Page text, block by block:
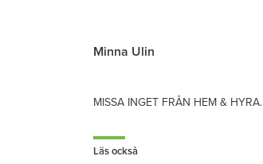
Minna Ulin
MISSA INGET FRÅN HEM & HYRA.
Läs också